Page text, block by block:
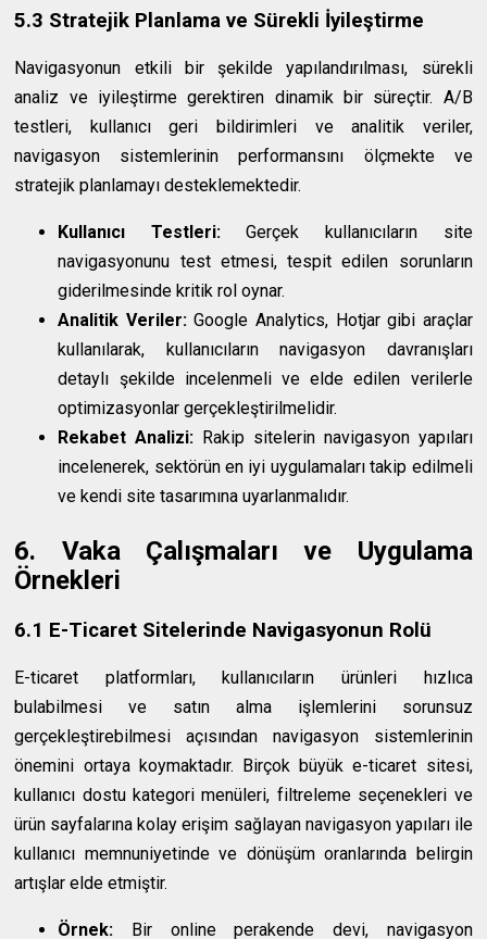
5.3 Stratejik Planlama ve Sürekli İyileştirme
Navigasyonun etkili bir şekilde yapılandırılması, sürekli
analiz ve iyileştirme gerektiren dinamik bir süreçtir. A/B
testleri, kullanıcı geri bildirimleri ve analitik veriler,
navigasyon sistemlerinin performansını ölçmekte ve
stratejik planlamayı desteklemektedir.
Kullanıcı Testleri:Gerçek kullanıcıların site
navigasyonunu test etmesi, tespit edilen sorunların
giderilmesinde kritik rol oynar.
Analitik Veriler:Google Analytics, Hotjar gibi araçlar
kullanılarak, kullanıcıların navigasyon davranışları
detaylı şekilde incelenmeli ve elde edilen verilerle
optimizasyonlar gerçekleştirilmelidir.
Rekabet Analizi: Rakip sitelerin navigasyon yapıları
incelenerek, sektörün en iyi uygulamaları takip edilmeli
ve kendi site tasarımına uyarlanmalıdır.
6. Vaka Çalışmaları ve Uygulama
Örnekleri
6.1 E-Ticaret Sitelerinde Navigasyonun Rolü
E-ticaret platformları, kullanıcıların ürünleri hızlıca
bulabilmesi ve satın alma işlemlerini sorunsuz
gerçekleştirebilmesi açısından navigasyon sistemlerinin
önemini ortaya koymaktadır. Birçok büyük e-ticaret sitesi,
kullanıcı dostu kategori menüleri, filtreleme seçenekleri ve
ürün sayfalarına kolay erişim sağlayan navigasyon yapıları ile
kullanıcı memnuniyetinde ve dönüşüm oranlarında belirgin
artışlar elde etmiştir.
Örnek: Bir online perakende devi, navigasyon